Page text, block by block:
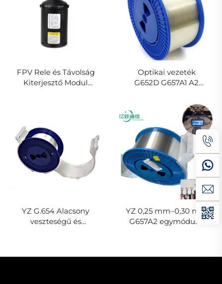
FPV Rele és Távolság
Kiterjesztő Modul
Optikai vezeték
G652D G657A1 A2
egyensúlyos mód
eredeti szín
YZ G.654 Alacsony
veszteségű és
YZ 0,25 mm–0,30 mm
G657A2 egymódusú